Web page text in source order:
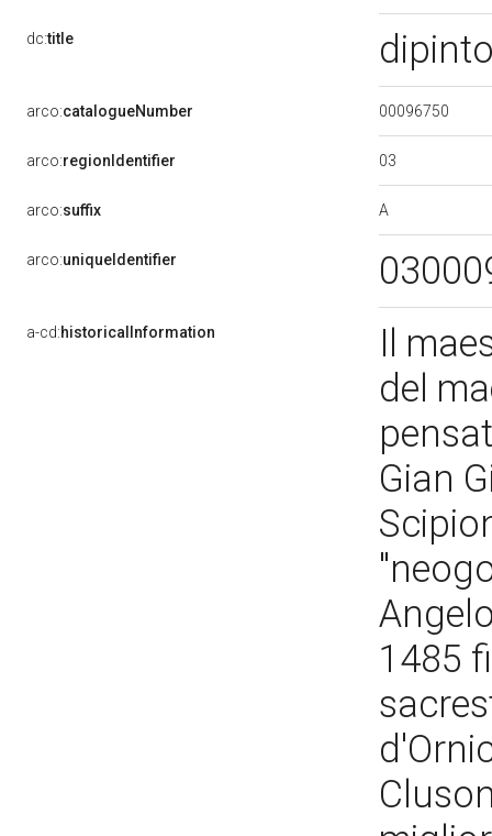
dc:title
arco:catalogueNumber 00096750
arco:regionIdentifier 03
arco:suffix A
arco:uniqueIdentifier
a-cd:historicalInformation
Il
del
Gian
1485